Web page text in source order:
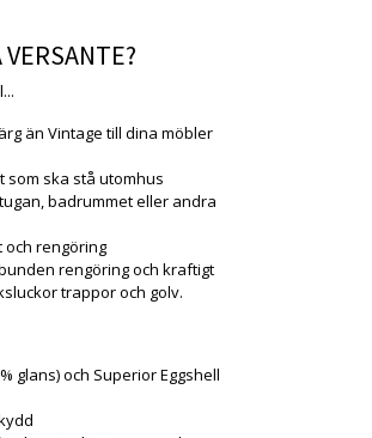
än Vintage till dina möbler
ska stå utomhus
badrummet eller andra
och rengöring
rengöring och kraftigt
trappor och golv.
glans) och Superior Eggshell